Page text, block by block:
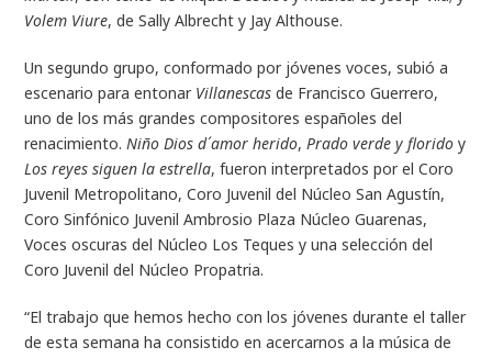
Volem Viure, de Sally Albrecht y Jay Althouse.
Un segundo grupo, conformado por jóvenes voces, subió a
escenario para entonar Villanescas de Francisco Guerrero,
uno de los más grandes compositores españoles del
renacimiento.Niño Dios d´amor herido,Prado verde y florido y
Los reyes siguen la estrella, fueron interpretados por el Coro
Juvenil Metropolitano, Coro Juvenil del Núcleo San Agustín,
Coro Sinfónico Juvenil Ambrosio Plaza Núcleo Guarenas,
Voces oscuras del Núcleo Los Teques y una selección del
Coro Juvenil del Núcleo Propatria.
“El trabajo que hemos hecho con los jóvenes durante el taller
de esta semana ha consistido en acercarnos a la música de